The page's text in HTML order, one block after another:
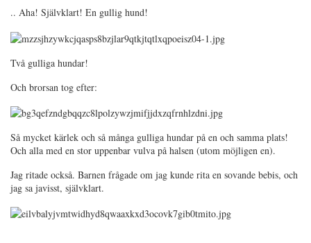
.. Aha! Självklart! En gullig hund!
Två gulliga hundar!
Och brorsan tog efter:
Så mycket kärlek och så många gulliga hundar på en och samma plats!
Och alla med en stor uppenbar vulva på halsen (utom möjligen en).
Jag ritade också. Barnen frågade om jag kunde rita en sovande bebis, och
jag sa javisst, självklart.